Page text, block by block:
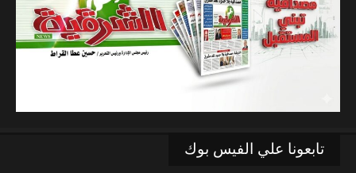
تابعونا علي الفيس بوك